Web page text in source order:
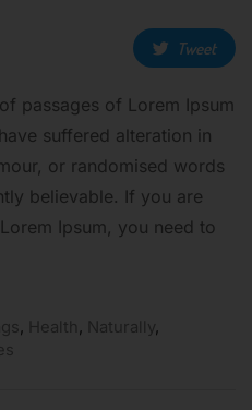
Tweet
passages of Lorem Ipsum
suffered alteration in
or randomised words
believable. If you are
Ipsum, you need to
, Health, Naturally,